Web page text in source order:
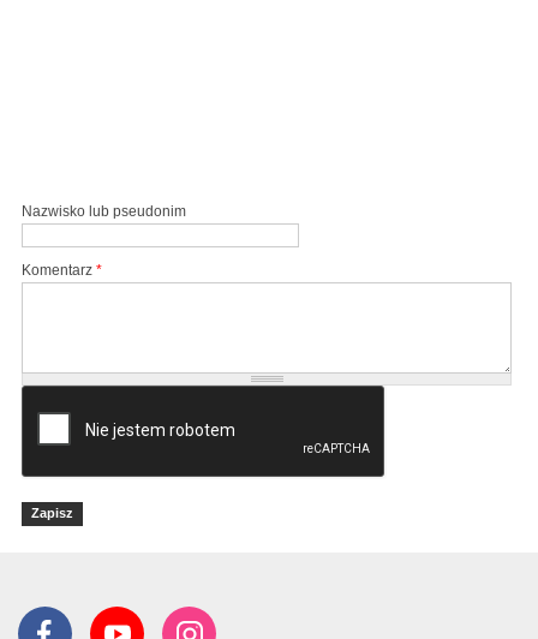
Nazwisko lub pseudonim
Komentarz *